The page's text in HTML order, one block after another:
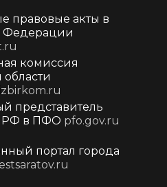
правовые акты в
Федерации
комиссия
области
представитель
РФ в ПФО pfo.gov.ru
портал города